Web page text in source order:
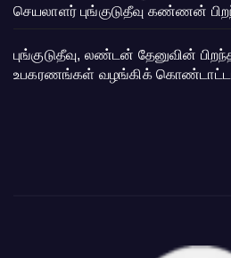
செயலாளர் புங்குடுதீவு கண்ணன்
புங்குடுதீவு, லண்டன் தேனுவின்
உபகரணங்கள் வழங்கிக்